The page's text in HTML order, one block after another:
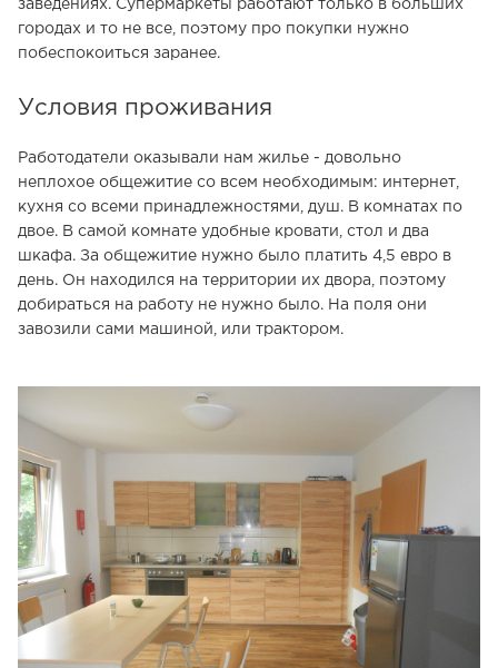
заведениях. Супермаркеты работают только в больших
городах и то не все, поэтому про покупки нужно
побеспокоиться заранее.
Условия проживания
Работодатели оказывали нам жилье - довольно
неплохое общежитие со всем необходимым: интернет,
кухня со всеми принадлежностями, душ. В комнатах по
двое. В самой комнате удобные кровати, стол и два
шкафа. За общежитие нужно было платить 4,5 евро в
день. Он находился на территории их двора, поэтому
добираться на работу не нужно было. На поля они
завозили сами машиной, или трактором.